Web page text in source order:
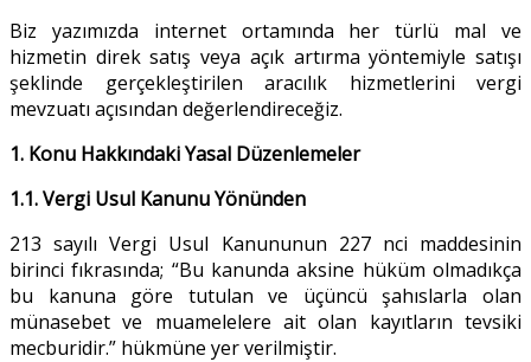
Biz yazımızda internet ortamında her türlü mal ve
hizmetin direk satış veya açık artırma yöntemiyle satışı
şeklinde gerçekleştirilen aracılık hizmetlerini vergi
mevzuatı açısından değerlendireceğiz.
1. Konu Hakkındaki Yasal Düzenlemeler
1.1. Vergi Usul Kanunu Yönünden
213 sayılı Vergi Usul Kanununun 227 nci maddesinin
birinci fıkrasında; “Bu kanunda aksine hüküm olmadıkça
bu kanuna göre tutulan ve üçüncü şahıslarla olan
münasebet ve muamelelere ait olan kayıtların tevsiki
mecburidir.” hükmüne yer verilmiştir.